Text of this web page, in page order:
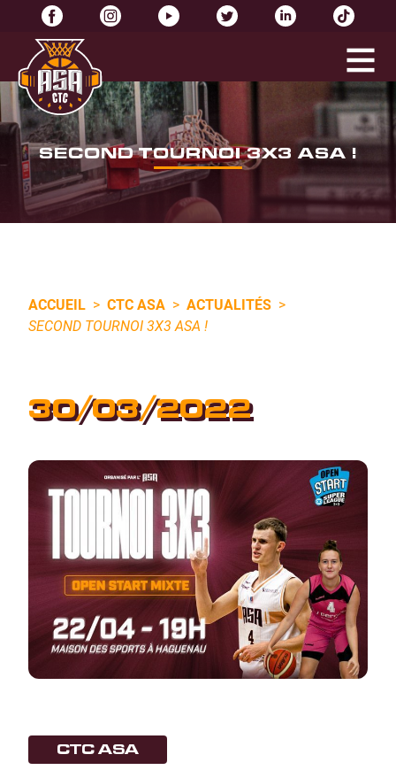
SECOND TOURNOI 3X3 ASA !
ACCUEIL > CTC ASA > ACTUALITÉS >
SECOND TOURNOI 3X3 ASA !
30/03/2022
CTC ASA